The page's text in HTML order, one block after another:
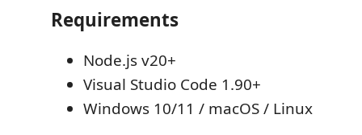
Requirements
Node.js v20+
Visual Studio Code 1.90+
Windows 10/11 / macOS / Linux